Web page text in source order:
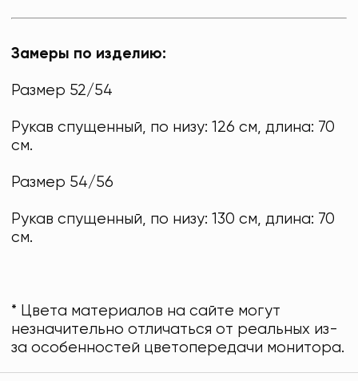
Замеры по изделию:
Размер 52/54
Рукав спущенный, по низу: 126 см, длина: 70
см.
Размер 54/56
Рукав спущенный, по низу: 130 см, длина: 70
см.
* Цвета материалов на сайте могут
незначительно отличаться от реальных из-
за особенностей цветопередачи монитора.